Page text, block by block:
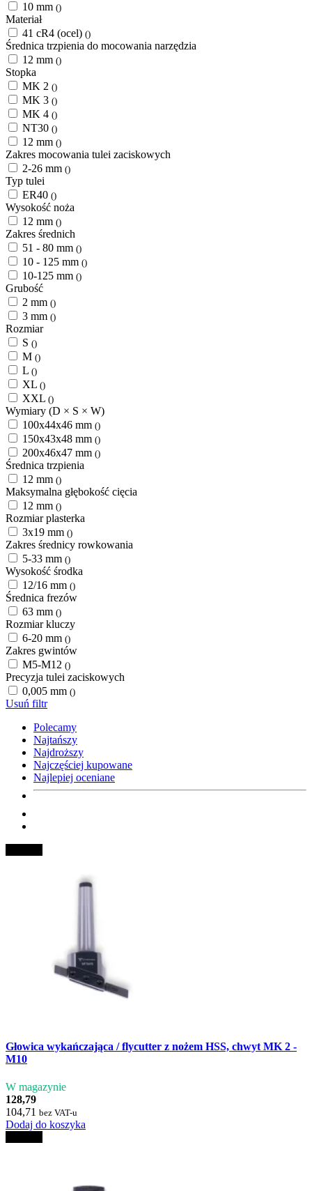
10 mm ()
Materiał
41 cR4 (ocel) ()
Średnica trzpienia do mocowania narzędzia
12 mm ()
Stopka
MK 2 ()
MK 3 ()
MK 4 ()
NT30 ()
12 mm ()
Zakres mocowania tulei zaciskowych
2-26 mm ()
Typ tulei
ER40 ()
Wysokość noża
12 mm ()
Zakres średnich
51 - 80 mm ()
10 - 125 mm ()
10-125 mm ()
Grubość
2 mm ()
3 mm ()
Rozmiar
S ()
M ()
L ()
XL ()
XXL ()
Wymiary (D × S × W)
100x44x46 mm ()
150x43x48 mm ()
200x46x47 mm ()
Średnica trzpienia
12 mm ()
Maksymalna głębokość cięcia
12 mm ()
Rozmiar plasterka
3x19 mm ()
Zakres średnicy rowkowania
5-33 mm ()
Wysokość środka
12/16 mm ()
Średnica frezów
63 mm ()
Rozmiar kluczy
6-20 mm ()
Zakres gwintów
M5-M12 ()
Precyzja tulei zaciskowych
0,005 mm ()
Usuń filtr
Polecamy
Najtańszy
Najdroższy
Najczęściej kupowane
Najlepiej oceniane
Głowica wykańczająca / flycutter z nożem HSS, chwyt MK 2 -
M10
W magazynie
128,79
104,71 bez VAT-u
Dodaj do koszyka